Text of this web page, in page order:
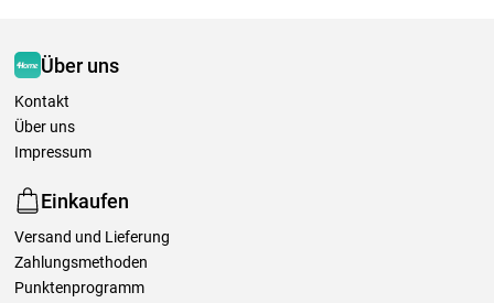
Über uns
Kontakt
Über uns
Impressum
Einkaufen
Versand und Lieferung
Zahlungsmethoden
Punktenprogramm